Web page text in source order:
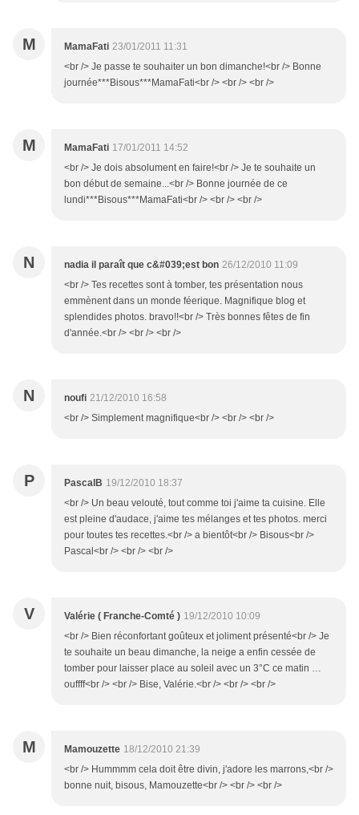
M MamaFati 23/01/2011 11:31
<br /> Je passe te souhaiter un bon dimanche!<br /> Bonne
journée***Bisous***MamaFati<br /> <br /> <br />
M MamaFati 17/01/2011 14:52
<br /> Je dois absolument en faire!<br /> Je te souhaite un
bon début de semaine...<br /> Bonne journée de ce
lundi***Bisous***MamaFati<br /> <br /> <br />
N nadia il paraît que c&#039;est bon 26/12/2010 11:09
<br /> Tes recettes sont à tomber, tes présentation nous
emmènent dans un monde féerique. Magnifique blog et
splendides photos. bravo!!<br /> Très bonnes fêtes de fin
d'année.<br /> <br /> <br />
N noufi 21/12/2010 16:58
<br /> Simplement magnifique<br /> <br /> <br />
P PascalB 19/12/2010 18:37
<br /> Un beau velouté, tout comme toi j'aime ta cuisine. Elle
est pleine d'audace, j'aime tes mélanges et tes photos. merci
pour toutes tes recettes.<br /> a bientôt<br /> Bisous<br />
Pascal<br /> <br /> <br />
V Valérie ( Franche-Comté ) 19/12/2010 10:09
<br /> Bien réconfortant goûteux et joliment présenté<br /> Je
te souhaite un beau dimanche, la neige a enfin cessée de
tomber pour laisser place au soleil avec un 3°C ce matin …
ouffff<br /> <br /> Bise, Valérie.<br /> <br /> <br />
M Mamouzette 18/12/2010 21:39
<br /> Hummmm cela doit être divin, j'adore les marrons,<br />
bonne nuit, bisous, Mamouzette<br /> <br /> <br />